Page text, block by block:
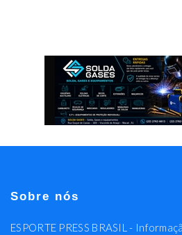
Sobre nós
ESPORTE PRESS BRASIL -